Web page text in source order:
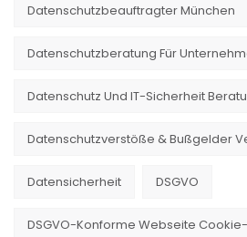
Datenschutzbeauftragter München
Datenschutzberatung Für
Datenschutz Und IT-Sicherheit
Datenschutzverstöße & Bußgelder
Datensicherheit DSGVO
DSGVO-Konforme Webseite